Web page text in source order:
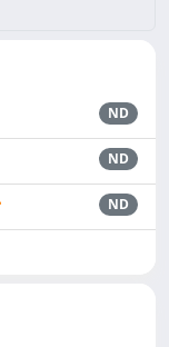
ND
ND
ND